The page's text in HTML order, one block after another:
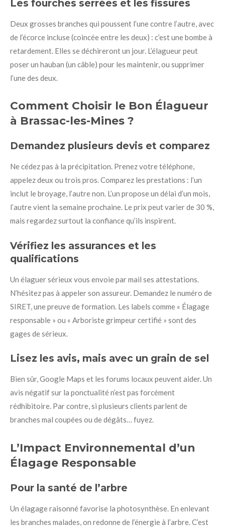
Les fourches serrées et les fissures
Deux grosses branches qui poussent l’une contre l’autre, avec
de l’écorce incluse (coincée entre les deux) : c’est une bombe à
retardement. Elles se déchireront un jour. L’élagueur peut
poser un hauban (un câble) pour les maintenir, ou supprimer
l’une des deux.
Comment Choisir le Bon Élagueur
à Brassac-les-Mines ?
Demandez plusieurs devis et comparez
Ne cédez pas à la précipitation. Prenez votre téléphone,
appelez deux ou trois pros. Comparez les prestations : l’un
inclut le broyage, l’autre non. L’un propose un délai d’un mois,
l’autre vient la semaine prochaine. Le prix peut varier de 30 %,
mais regardez surtout la confiance qu’ils inspirent.
Vérifiez les assurances et les
qualifications
Un élaguer sérieux vous envoie par mail ses attestations.
N’hésitez pas à appeler son assureur. Demandez le numéro de
SIRET, une preuve de formation. Les labels comme « Élagage
responsable » ou « Arboriste grimpeur certifié » sont des
gages de sérieux.
Lisez les avis, mais avec un grain de sel
Bien sûr, Google Maps et les forums locaux peuvent aider. Un
avis négatif sur la ponctualité n’est pas forcément
rédhibitoire. Par contre, si plusieurs clients parlent de
branches mal coupées ou de dégâts… fuyez.
L’Impact Environnemental d’un
Élagage Responsable
Pour la santé de l’arbre
Un élagage raisonné favorise la photosynthèse. En enlevant
les branches malades, on redonne de l’énergie à l’arbre. C’est